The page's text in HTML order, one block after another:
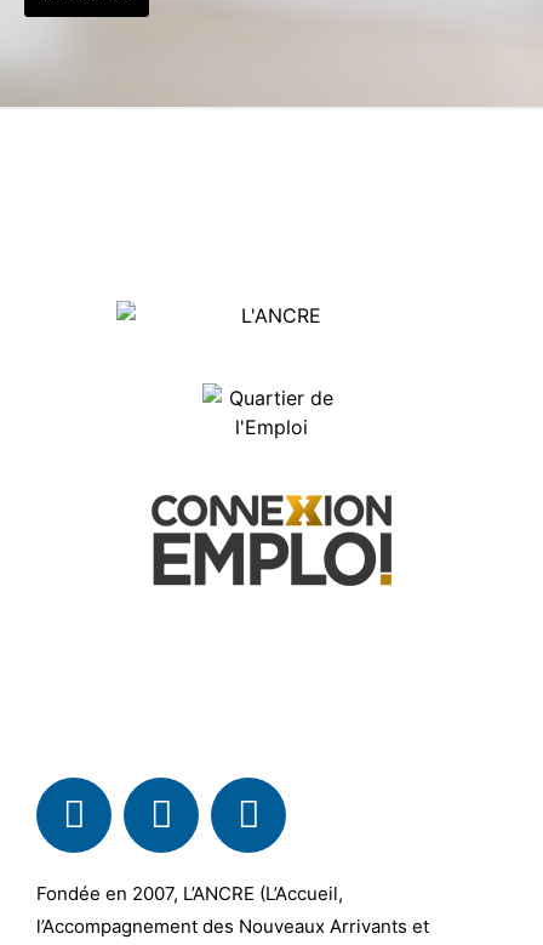
Fondée en 2007, L’ANCRE (L’Accueil,
l’Accompagnement des Nouveaux Arrivants et